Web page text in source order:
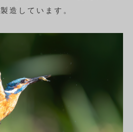
造しています。